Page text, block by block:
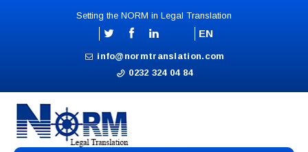
Setting the NORM in Legal Translation
EN
info@normtranslation.com
0232 324 04 84